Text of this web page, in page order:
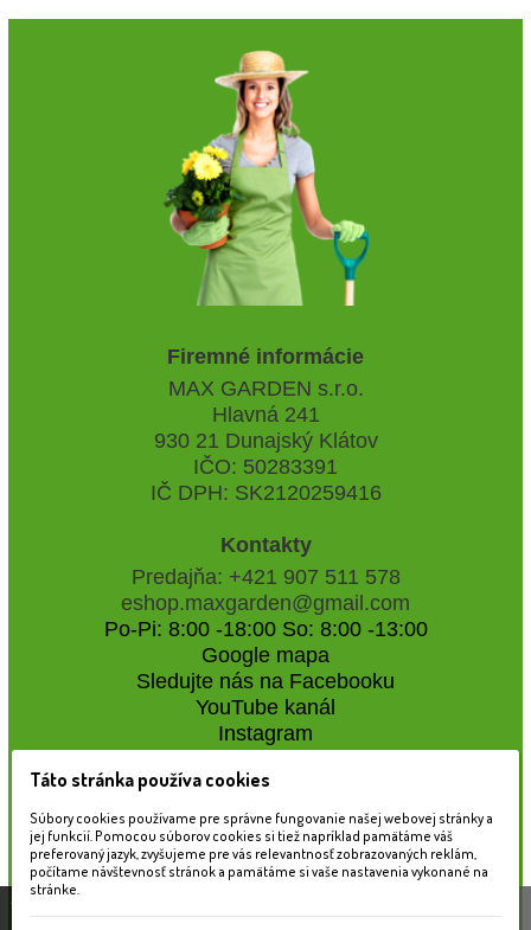
Firemné informácie
MAX GARDEN s.r.o.
Hlavná 241
930 21 Dunajský Klátov
IČO: 50283391
IČ DPH: SK2120259416
Kontakty
Predajňa: +421 907 511 578
eshop.maxgarden@gmail.com
Po-Pi: 8:00 -18:00 So: 8:00 -13:00
Google mapa
Sledujte nás na Facebooku
YouTube kanál
Instagram
Naše záhradné centrum
Táto stránka používa súbory cookies, ktoré nám
Táto stránka používa cookies
Súbory cookies používame pre správne fungovanie našej webovej stránky a
jej funkcií. Pomocou súborov cookies si tiež napríklad pamätáme váš
preferovaný jazyk, zvyšujeme pre vás relevantnosť zobrazovaných reklám,
počítame návštevnosť stránok a pamätáme si vaše nastavenia vykonané na
stránke.